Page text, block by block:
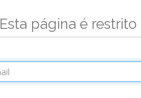
Esta página é restrito